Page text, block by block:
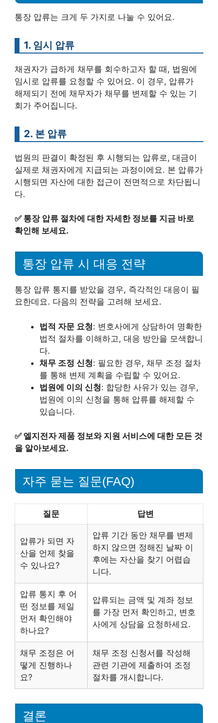
통장 압류는 크게 두 가지로 나눌 수 있어요.
1. 임시 압류
채권자가 급하게 채무를 회수하고자 할 때, 법원에
임시로 압류를 요청할 수 있어요. 이 경우, 압류가
해제되기 전에 채무자가 채무를 변제할 수 있는 기
회가 주어집니다.
2. 본 압류
법원의 판결이 확정된 후 시행되는 압류로, 대금이
실제로 채권자에게 지급되는 과정이에요. 본 압류가
시행되면 자산에 대한 접근이 전면적으로 차단됩니
다.
✅ 통장 압류 절차에 대한 자세한 정보를 지금 바로
확인해 보세요.
통장 압류 시 대응 전략
통장 압류 통지를 받았을 경우, 즉각적인 대응이 필
요한데요. 다음의 전략을 고려해 보세요.
법적 자문 요청: 변호사에게 상담하여 명확한
법적 절차를 이해하고, 대응 방안을 모색합니
다.
채무 조정 신청: 필요한 경우, 채무 조정 절차
를 통해 변제 계획을 수립할 수 있어요.
법원에 이의 신청: 합당한 사유가 있는 경우,
법원에 이의 신청을 통해 압류를 해제할 수
있습니다.
✅ 엘지전자 제품 정보와 지원 서비스에 대한 모든 것
을 알아보세요.
자주 묻는 질문(FAQ)
질문 답변
압류가 되면 자
산을 언제 찾을
수 있나요?
압류 기간 동안 채무를 변제
하지 않으면 정해진 날짜 이
후에는 자산을 찾기 어렵습
니다.
압류 통지 후 어
떤 정보를 제일
먼저 확인해야
하나요?
압류되는 금액 및 계좌 정보
를 가장 먼저 확인하고, 변호
사에게 상담을 요청하세요.
채무 조정은 어
떻게 진행하나
요?
채무 조정 신청서를 작성해
관련 기관에 제출하여 조정
절차를 개시합니다.
결론